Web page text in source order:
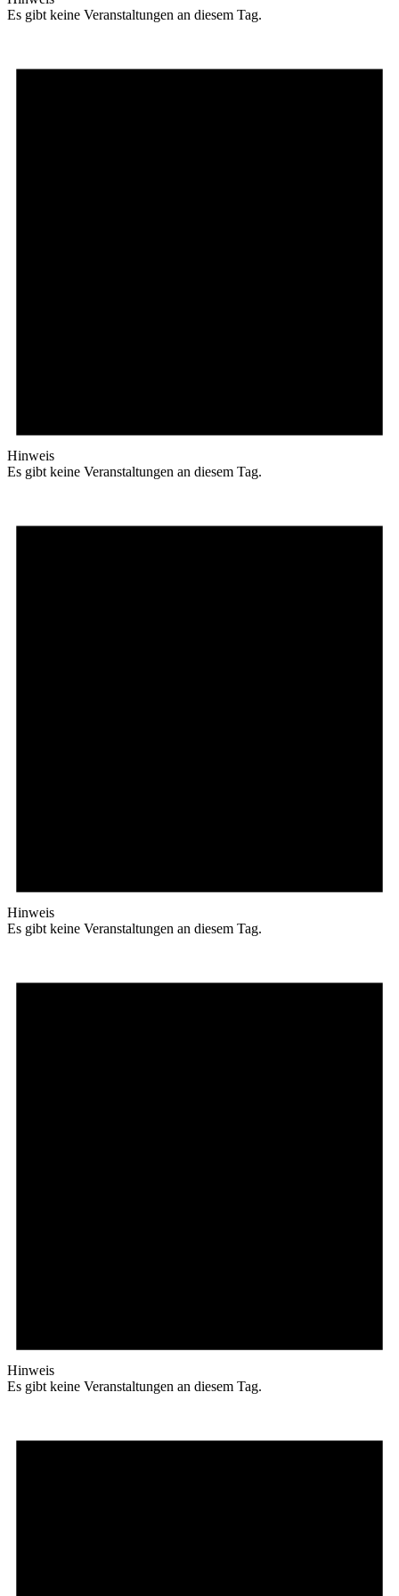
Es gibt keine Veranstaltungen an diesem Tag.
Hinweis
Es gibt keine Veranstaltungen an diesem Tag.
Hinweis
Es gibt keine Veranstaltungen an diesem Tag.
Hinweis
Es gibt keine Veranstaltungen an diesem Tag.